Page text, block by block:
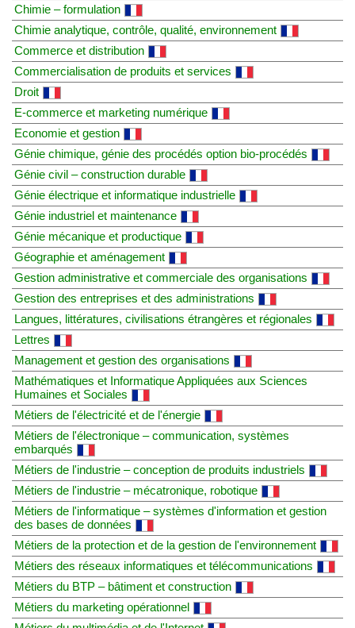
Chimie – formulation
Chimie analytique, contrôle, qualité, environnement
Commerce et distribution
Commercialisation de produits et services
Droit
E-commerce et marketing numérique
Economie et gestion
Génie chimique, génie des procédés option bio-procédés
Génie civil – construction durable
Génie électrique et informatique industrielle
Génie industriel et maintenance
Génie mécanique et productique
Géographie et aménagement
Gestion administrative et commerciale des organisations
Gestion des entreprises et des administrations
Langues, littératures, civilisations étrangères et régionales
Lettres
Management et gestion des organisations
Mathématiques et Informatique Appliquées aux Sciences
Humaines et Sociales
Métiers de l'électricité et de l'énergie
Métiers de l'électronique – communication, systèmes
embarqués
Métiers de l'industrie – conception de produits industriels
Métiers de l'industrie – mécatronique, robotique
Métiers de l'informatique – systèmes d'information et gestion
des bases de données
Métiers de la protection et de la gestion de l'environnement
Métiers des réseaux informatiques et télécommunications
Métiers du BTP – bâtiment et construction
Métiers du marketing opérationnel